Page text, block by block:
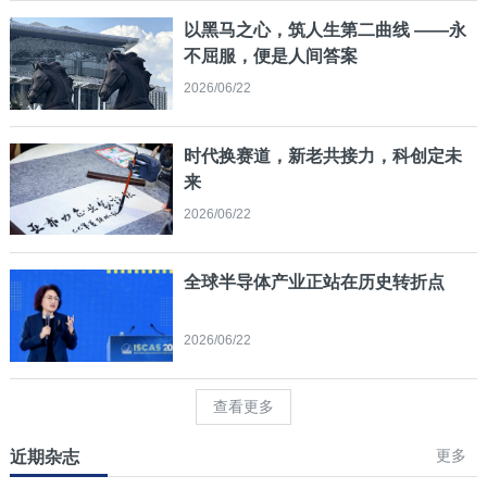
以黑马之心，筑人生第二曲线 ——永
不屈服，便是人间答案
2026/06/22
时代换赛道，新老共接力，科创定未
来
2026/06/22
全球半导体产业正站在历史转折点
2026/06/22
查看更多
近期杂志 更多